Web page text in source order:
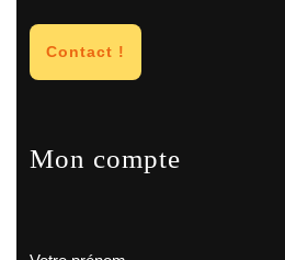
Contact !
Mon compte